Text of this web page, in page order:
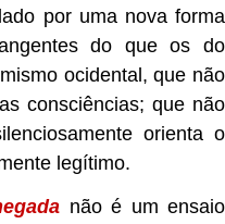
por uma nova forma
do que os do
ocidental, que não
consciências; que não
orienta o
legítimo.
não é um ensaio